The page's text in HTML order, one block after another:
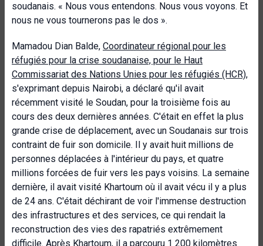
soudanais. « Nous vous entendons. Nous vous voyons. Et
nous ne vous tournerons pas le dos ».
Mamadou Dian Balde, Coordinateur régional pour les
réfugiés pour la crise soudanaise, pour le Haut
Commissariat des Nations Unies pour les réfugiés (HCR),
s'exprimant depuis Nairobi, a déclaré qu'il avait
récemment visité le Soudan, pour la troisième fois au
cours des deux dernières années. C'était en effet la plus
grande crise de déplacement, avec un Soudanais sur trois
contraint de fuir son domicile. Il y avait huit millions de
personnes déplacées à l'intérieur du pays, et quatre
millions forcées de fuir vers les pays voisins. La semaine
dernière, il avait visité Khartoum où il avait vécu il y a plus
de 24 ans. C'était déchirant de voir l'immense destruction
des infrastructures et des services, ce qui rendait la
reconstruction des vies des rapatriés extrêmement
difficile. Après Khartoum, il a parcouru 1 200 kilomètres